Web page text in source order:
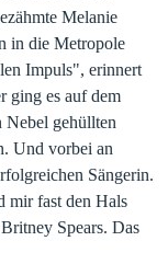
Melanie
in die Metropole
Impuls", erinnert
ging es auf dem
Nebel gehüllten
Und vorbei an
Sängerin.
mir fast den Hals
Spears. Das